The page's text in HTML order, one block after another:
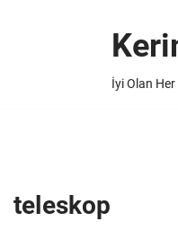
İyi Olan
teleskop